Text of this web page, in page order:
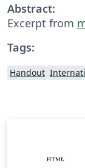
Abstract:
Excerpt from
Tags:
Handout